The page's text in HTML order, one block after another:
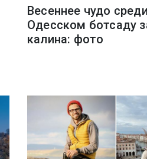
Весеннее чудо
Одесском ботсаду
калина: фото